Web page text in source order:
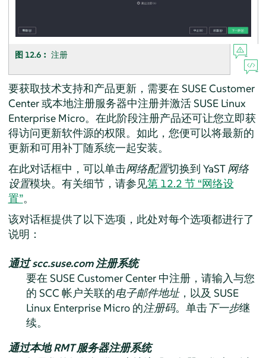
图 12.6︰ 注册
要获取技术支持和产品更新，需要在 SUSE Customer
Center 或本地注册服务器中注册并激活 SUSE Linux
Enterprise Micro。在此阶段注册产品还可让您立即获
得访问更新软件源的权限。如此，您便可以将最新的
更新和可用补丁随系统一起安装。
在此对话框中，可以单击网络配置切换到 YaST网络
设置模块。有关细节，请参见第 12.2 节 “网络设
置”。
该对话框提供了以下选项，此处对每个选项都进行了
说明：
通过 scc.suse.com 注册系统
要在 SUSE Customer Center 中注册，请输入与您
的 SCC 帐户关联的电子邮件地址，以及 SUSE
Linux Enterprise Micro的注册码。单击下一步继
续。
通过本地 RMT 服务器注册系统